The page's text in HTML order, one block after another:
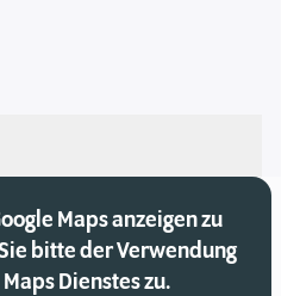
Maps anzeigen zu
bitte der Verwendung
Dienstes zu.